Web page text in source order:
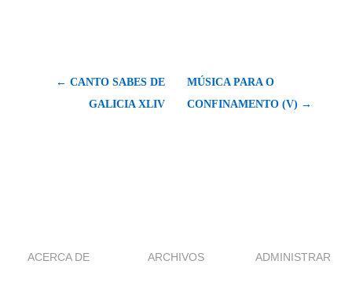
← CANTO SABES DE
GALICIA XLIV
MÚSICA PARA O
CONFINAMENTO (V) →
ACERCA DE ARCHIVOS ADMINISTRAR